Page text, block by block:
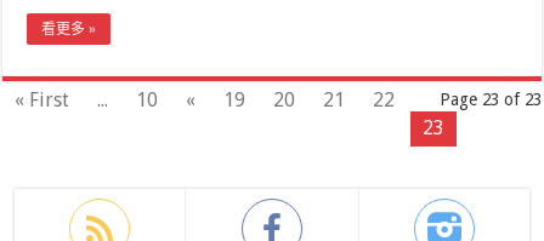
看更多 »
Page 23 of 23
« First ... 10 « 19 20 21
22
23